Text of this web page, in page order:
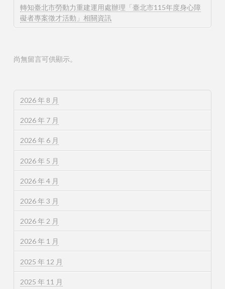
轉知臺北市勞動力重建運用處辦理「臺北市115年度身心障
礙者專案徵才活動」相關資訊
尚無留言可供顯示。
2026 年 8 月
2026 年 7 月
2026 年 6 月
2026 年 5 月
2026 年 4 月
2026 年 3 月
2026 年 2 月
2026 年 1 月
2025 年 12 月
2025 年 11 月